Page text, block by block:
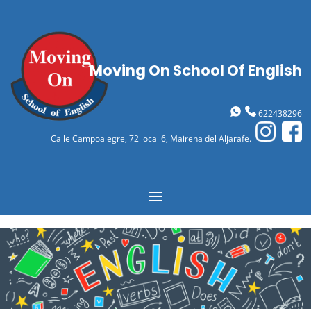
Moving On School Of English
622438296
Calle Campoalegre, 72 local 6, Mairena del Aljarafe.